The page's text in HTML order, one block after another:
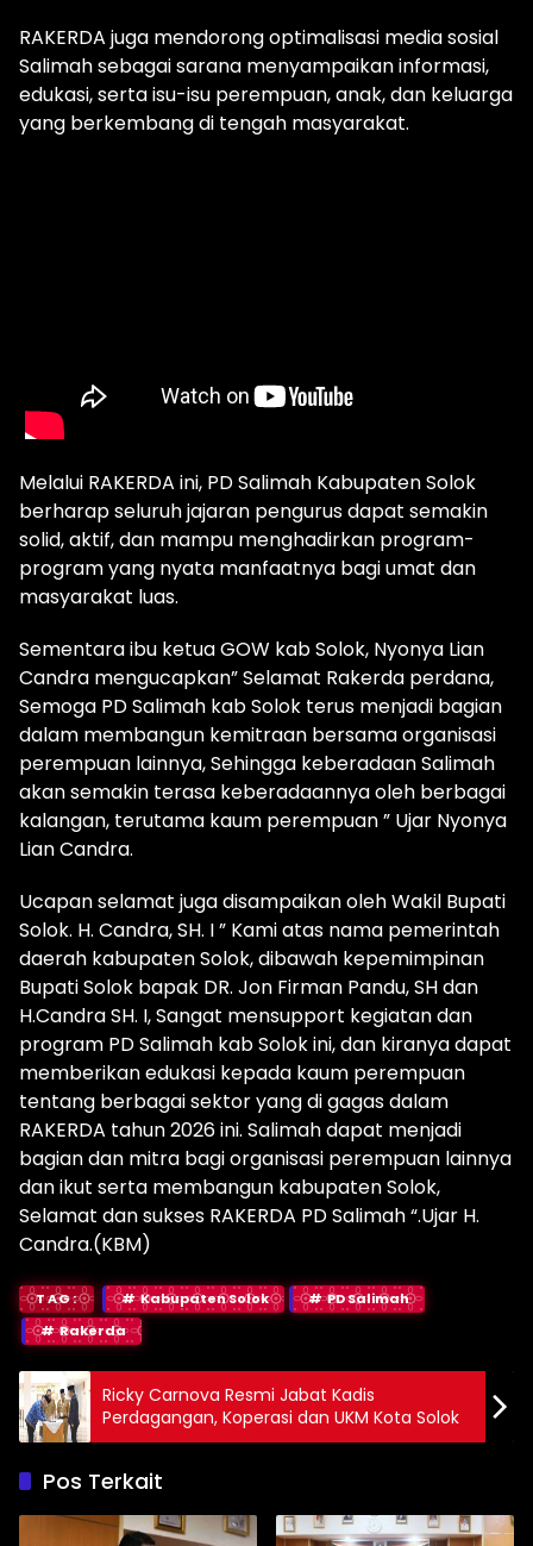
RAKERDA juga mendorong optimalisasi media sosial
Salimah sebagai sarana menyampaikan informasi,
edukasi, serta isu-isu perempuan, anak, dan keluarga
yang berkembang di tengah masyarakat.
Melalui RAKERDA ini, PD Salimah Kabupaten Solok
berharap seluruh jajaran pengurus dapat semakin
solid, aktif, dan mampu menghadirkan program-
program yang nyata manfaatnya bagi umat dan
masyarakat luas.
Sementara ibu ketua GOW kab Solok, Nyonya Lian
Candra mengucapkan” Selamat Rakerda perdana,
Semoga PD Salimah kab Solok terus menjadi bagian
dalam membangun kemitraan bersama organisasi
perempuan lainnya, Sehingga keberadaan Salimah
akan semakin terasa keberadaannya oleh berbagai
kalangan, terutama kaum perempuan ” Ujar Nyonya
Lian Candra.
Ucapan selamat juga disampaikan oleh Wakil Bupati
Solok. H. Candra, SH. I ” Kami atas nama pemerintah
daerah kabupaten Solok, dibawah kepemimpinan
Bupati Solok bapak DR. Jon Firman Pandu, SH dan
H.Candra SH. I, Sangat mensupport kegiatan dan
program PD Salimah kab Solok ini, dan kiranya dapat
memberikan edukasi kepada kaum perempuan
tentang berbagai sektor yang di gagas dalam
RAKERDA tahun 2026 ini. Salimah dapat menjadi
bagian dan mitra bagi organisasi perempuan lainnya
dan ikut serta membangun kabupaten Solok,
Selamat dan sukses RAKERDA PD Salimah “.Ujar H.
Candra.(KBM)
TAG: Kabupaten Solok
PD Salimah
Rakerda
Ricky Carnova Resmi Jabat Kadis
Perdagangan, Koperasi dan UKM Kota Solok
Pos Terkait